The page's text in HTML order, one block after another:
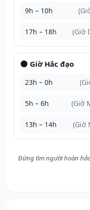
9h – 10h
17h – 18h (Giờ
🌑 Giờ Hắc đạo
23h – 0h
5h – 6h (Giờ
13h – 14h (Giờ
Đừng tìm người hoàn